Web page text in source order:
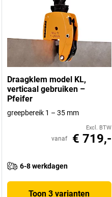
Draagklem model KL,
verticaal gebruiken –
Pfeifer
greepbereik 1 – 35 mm
Excl. BTW
vanaf € 719,-
6-8 werkdagen
Toon 3 varianten